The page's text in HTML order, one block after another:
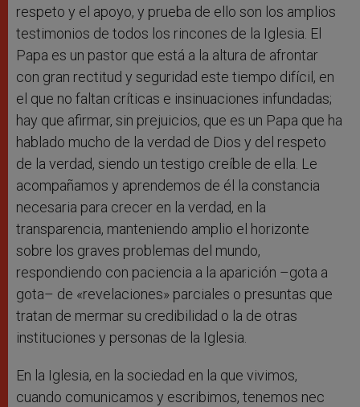
respeto y el apoyo, y prueba de ello son los amplios
testimonios de todos los rincones de la Iglesia. El
Papa es un pastor que está a la altura de afrontar
con gran rectitud y seguridad este tiempo difícil, en
el que no faltan críticas e insinuaciones infundadas;
hay que afirmar, sin prejuicios, que es un Papa que ha
hablado mucho de la verdad de Dios y del respeto
de la verdad, siendo un testigo creíble de ella. Le
acompañamos y aprendemos de él la constancia
necesaria para crecer en la verdad, en la
transparencia, manteniendo amplio el horizonte
sobre los graves problemas del mundo,
respondiendo con paciencia a la aparición –gota a
gota– de «revelaciones» parciales o presuntas que
tratan de mermar su credibilidad o la de otras
instituciones y personas de la Iglesia.
En la Iglesia, en la sociedad en la que vivimos,
cuando comunicamos y escribimos, tenemos nec